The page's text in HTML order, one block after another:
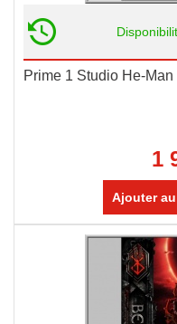
Prime 1 Studio He-Man
1
Ajouter